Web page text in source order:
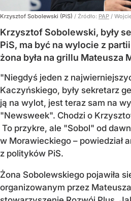
Krzysztof Sobolewski (PiS) / Źródło: PAP /
Krzysztof Sobolewski, były
PiS, ma być na wylocie z
żona była na grillu Mateusza
"Niegdyś jeden z
Kaczyńskiego, były sekretarz
ją na wylot, jest teraz sam na
"Newsweek". Chodzi o
To przykre, ale "Sobol" od
w Morawieckiego – powiedział
z polityków PiS.
Żona Sobolewskiego pojawiła
organizowanym przez